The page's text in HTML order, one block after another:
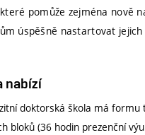
pomůže zejména nově
úspěšně nastartovat
nabízí
doktorská škola má formu
bloků (36 hodin prezenční